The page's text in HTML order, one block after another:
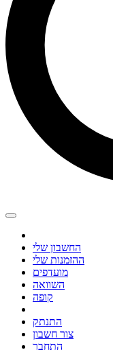
החשבון שלי
ההזמנות שלי
מועדפים
השוואה
קופה
התנתק
צור חשבון
התחבר